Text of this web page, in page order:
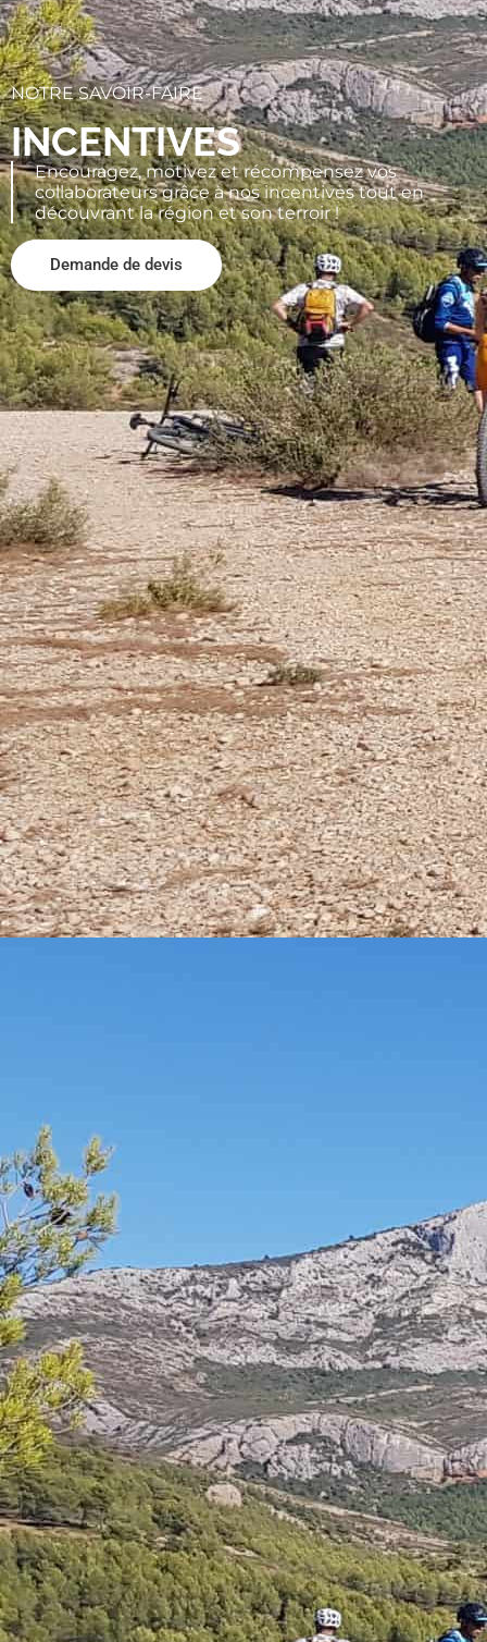
NOTRE SAVOIR-FAIRE
INCENTIVES
Encouragez, motivez et récompensez vos
collaborateurs grâce à nos incentives tout en
découvrant la région et son terroir !
Demande de devis